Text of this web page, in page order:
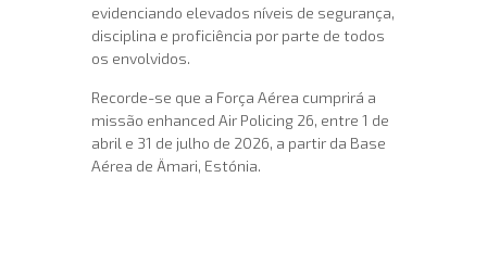
evidenciando elevados níveis de segurança,
disciplina e proficiência por parte de todos
os envolvidos.
Recorde-se que a Força Aérea cumprirá a
missão enhanced Air Policing 26, entre 1 de
abril e 31 de julho de 2026, a partir da Base
Aérea de Ämari, Estónia.